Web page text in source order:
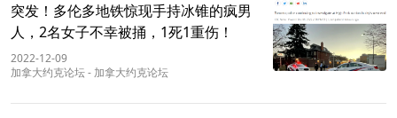
突发！多伦多地铁惊现手持冰锥的疯男
人，2名女子不幸被捅，1死1重伤！
2022-12-09
加拿大约克论坛- 加拿大约克论坛